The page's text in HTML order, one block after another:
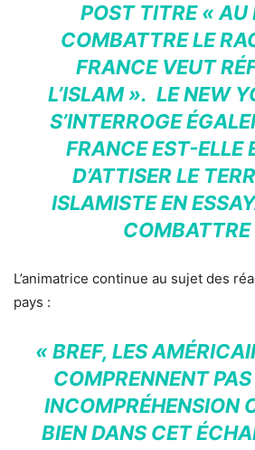
POST TITRE « AU
COMBATTRE LE
FRANCE VEUT
L’ISLAM ». LE NEW
S’INTERROGE
FRANCE EST-ELLE
D’ATTISER LE
ISLAMISTE EN
COMBATTRE
L’animatrice continue au sujet des
pays :
« BREF, LES
COMPRENNENT
INCOMPRÉHENSION
BIEN DANS CET